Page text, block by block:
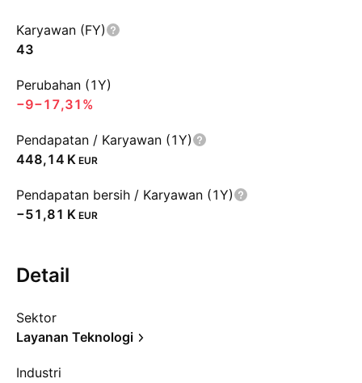
Karyawan (FY)
43
Perubahan (1Y)
−9−17,31%
Pendapatan / Karyawan (1Y)
‪448,14 K‬ EUR
Pendapatan bersih / Karyawan (1Y)
‪−51,81 K‬ EUR
Detail
Sektor
Layanan Teknologi
Industri